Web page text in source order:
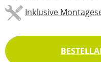
Inklusive